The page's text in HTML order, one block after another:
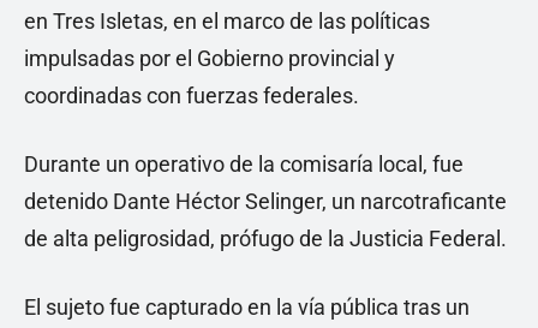
en Tres Isletas, en el marco de las políticas
impulsadas por el Gobierno provincial y
coordinadas con fuerzas federales.
Durante un operativo de la comisaría local, fue
detenido Dante Héctor Selinger, un narcotraficante
de alta peligrosidad, prófugo de la Justicia Federal.
El sujeto fue capturado en la vía pública tras un